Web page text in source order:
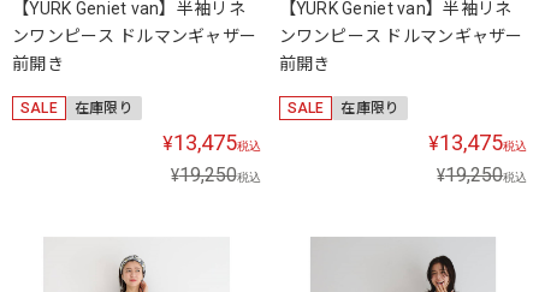
【YURK Geniet van】半袖リネ
ンワンピース ドルマンギャザー
前開き
SALE 在庫限り
¥13,475税込
¥19,250税込
【YURK Geniet van】半袖リネ
ンワンピース ドルマンギャザー
前開き
SALE 在庫限り
¥13,475税込
¥19,250税込